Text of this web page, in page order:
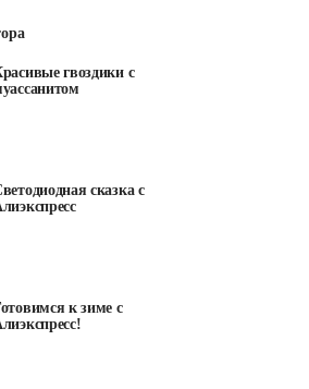
гвоздики с
сказка с
к зиме с